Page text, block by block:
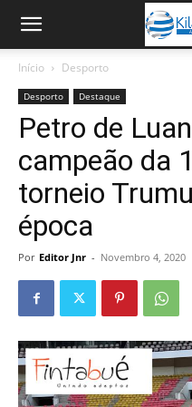
Início Desporto
Desporto Destaque
Petro de
campeão da
torneio
época
Por Editor Jnr - Novembro 4, 2020